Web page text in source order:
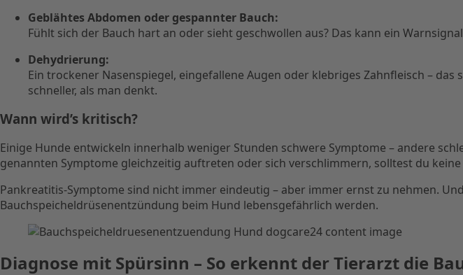
Geblähtes Abdomen oder gespannter Bauch:
Fühlt sich der Bauch hart an oder sieht geschwollen aus? Das kann ein
Dehydrierung:
Ein trockener Nasenspiegel, eingefallene Augen oder klebriges Zahnfleisch –
schneller, als man denkt.
Wann wird’s kritisch?
Einige Hunde entwickeln innerhalb weniger Stunden schwere Symptome – andere
genannten Symptome gleichzeitig auftreten oder sich verschlimmern, solltest du
Pankreatitis-Symptome sind nicht immer eindeutig – aber immer ernst zu nehmen.
Bauchspeicheldrüsenentzündung beim Hund lebensgefährlich werden.
Diagnose mit Spürsinn – So erkennt der Tierarzt die